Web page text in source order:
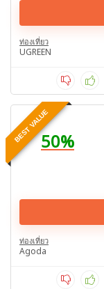
ท่องเที่ยว
UGREEN
BEST VALUE50%
ท่องเที่ยว
Agoda